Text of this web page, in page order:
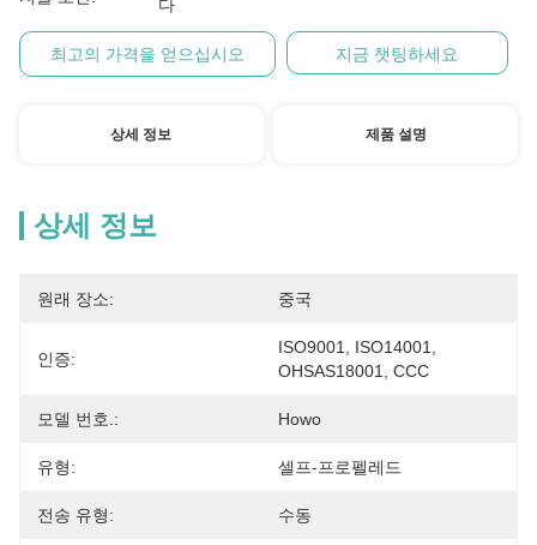
다
최고의 가격을 얻으십시오 지금 챗팅하세요
상세 정보 제품 설명
상세 정보
원래 장소: 중국
인증:
ISO9001, ISO14001,
OHSAS18001, CCC
모델 번호.: Howo
유형: 셀프-프로펠레드
전송 유형: 수동